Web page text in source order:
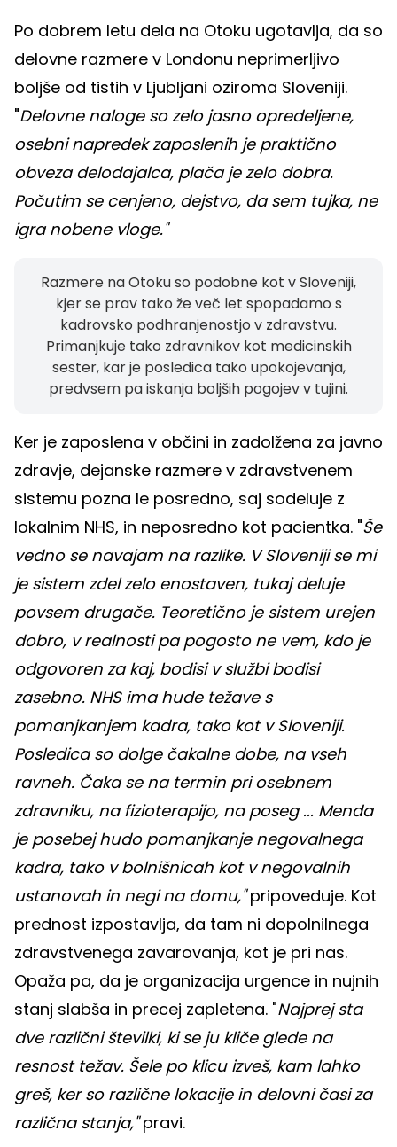
Po dobrem letu dela na Otoku ugotavlja, da so
delovne razmere v Londonu neprimerljivo
boljše od tistih v Ljubljani oziroma Sloveniji.
"Delovne naloge so zelo jasno opredeljene,
osebni napredek zaposlenih je praktično
obveza delodajalca, plača je zelo dobra.
Počutim se cenjeno, dejstvo, da sem tujka, ne
igra nobene vloge."
Razmere na Otoku so podobne kot v Sloveniji,
kjer se prav tako že več let spopadamo s
kadrovsko podhranjenostjo v zdravstvu.
Primanjkuje tako zdravnikov kot medicinskih
sester, kar je posledica tako upokojevanja,
predvsem pa iskanja boljših pogojev v tujini.
Ker je zaposlena v občini in zadolžena za javno
zdravje, dejanske razmere v zdravstvenem
sistemu pozna le posredno, saj sodeluje z
lokalnim NHS, in neposredno kot pacientka. "Še
vedno se navajam na razlike. V Sloveniji se mi
je sistem zdel zelo enostaven, tukaj deluje
povsem drugače. Teoretično je sistem urejen
dobro, v realnosti pa pogosto ne vem, kdo je
odgovoren za kaj, bodisi v službi bodisi
zasebno. NHS ima hude težave s
pomanjkanjem kadra, tako kot v Sloveniji.
Posledica so dolge čakalne dobe, na vseh
ravneh. Čaka se na termin pri osebnem
zdravniku, na fizioterapijo, na poseg ... Menda
je posebej hudo pomanjkanje negovalnega
kadra, tako v bolnišnicah kot v negovalnih
ustanovah in negi na domu,"pripoveduje. Kot
prednost izpostavlja, da tam ni dopolnilnega
zdravstvenega zavarovanja, kot je pri nas.
Opaža pa, da je organizacija urgence in nujnih
stanj slabša in precej zapletena. "Najprej sta
dve različni številki, ki se ju kliče glede na
resnost težav. Šele po klicu izveš, kam lahko
greš, ker so različne lokacije in delovni časi za
različna stanja,"pravi.